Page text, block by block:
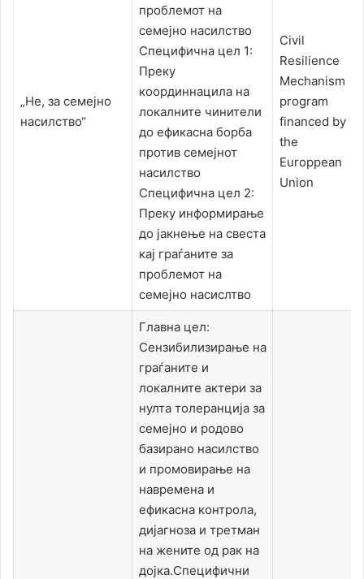
„Не, за семејно
насилство“
проблемот на
семејно насилство
Специфична цел 1:
Преку
координнацила на
локалните чинители
до ефикасна борба
против семејнот
насилство
Специфична цел 2:
Преку информирање
до јакнење на свеста
кај граѓаните за
проблемот на
семејно насислтво
Civil
Resilience
Mechanism
program
financed by
the
Europpean
Union
Главна цел:
Сензибилизирање на
граѓаните и
локалните актери за
нулта толеранција за
семејно и родово
базирано насилство
и промовирање на
навремена и
ефикасна контрола,
дијагноза и третман
на жените од рак на
дојка.Специфични